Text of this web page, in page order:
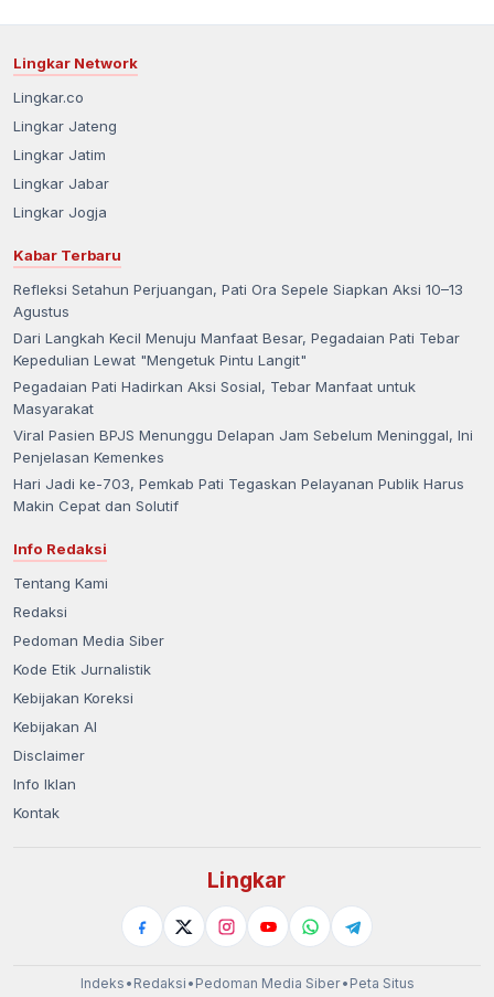
Lingkar Network
Lingkar.co
Lingkar Jateng
Lingkar Jatim
Lingkar Jabar
Lingkar Jogja
Kabar Terbaru
Refleksi Setahun Perjuangan, Pati Ora Sepele Siapkan Aksi 10–13
Agustus
Dari Langkah Kecil Menuju Manfaat Besar, Pegadaian Pati Tebar
Kepedulian Lewat "Mengetuk Pintu Langit"
Pegadaian Pati Hadirkan Aksi Sosial, Tebar Manfaat untuk
Masyarakat
Viral Pasien BPJS Menunggu Delapan Jam Sebelum Meninggal, Ini
Penjelasan Kemenkes
Hari Jadi ke-703, Pemkab Pati Tegaskan Pelayanan Publik Harus
Makin Cepat dan Solutif
Info Redaksi
Tentang Kami
Redaksi
Pedoman Media Siber
Kode Etik Jurnalistik
Kebijakan Koreksi
Kebijakan AI
Disclaimer
Info Iklan
Kontak
Lingkar
Indeks • Redaksi • Pedoman Media Siber• Peta Situs